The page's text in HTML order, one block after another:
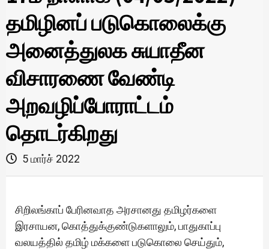
தமிழினப் படுகொலைக்கு
அனைத்துலக சுயாதீன
விசாரணை வேண்டி
அறவழிப்போராட்டம்
தொடர்கிறது
5 மார்ச் 2022
சிறிலங்காப் பேரினவாத அரசானது தமிழர்களை
இரசாயன, கொத்துக்குண்டுகளாலும், பாதுகாப்பு
வலயத்தில் தமிழ் மக்களை படுகொலை செய்தும்,